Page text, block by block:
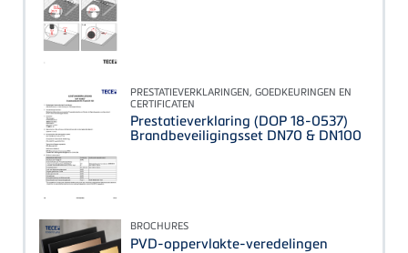
PRESTATIEVERKLARINGEN, GOEDKEURINGEN EN
CERTIFICATEN
Prestatieverklaring (DOP 18-0537)
Brandbeveiligingsset DN70 & DN100
BROCHURES
PVD-oppervlakte-veredelingen